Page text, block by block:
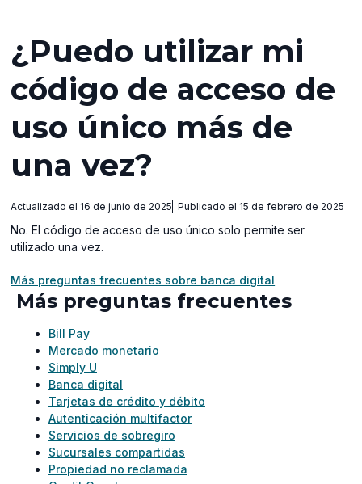
¿Puedo utilizar mi
código de acceso de
uso único más de
una vez?
Actualizado el 16 de junio de 2025 Publicado el 15 de febrero de 2025
No. El código de acceso de uso único solo permite ser
utilizado una vez.
Más preguntas frecuentes sobre banca digital
Más preguntas frecuentes
Bill Pay
Mercado monetario
Simply U
Banca digital
Tarjetas de crédito y débito
Autenticación multifactor
Servicios de sobregiro
Sucursales compartidas
Propiedad no reclamada